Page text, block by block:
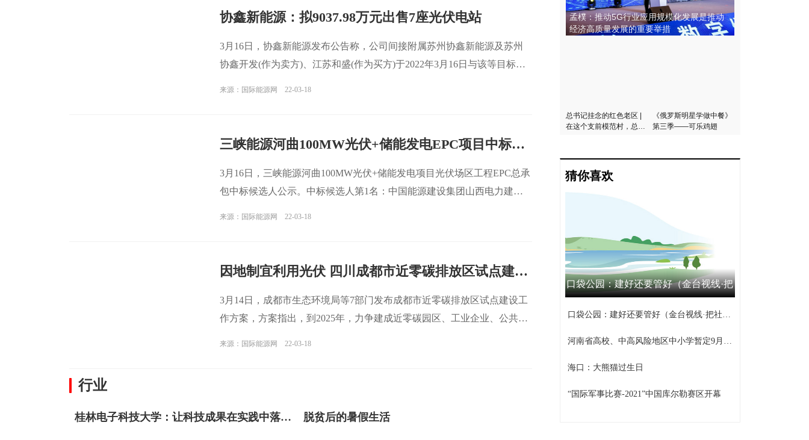
协鑫新能源：拟9037.98万元出售7座光伏电站
3月16日，协鑫新能源发布公告称，公司间接附属苏州协鑫新能源及苏州
协鑫开发(作为卖方)、江苏和盛(作为买方)于2022年3月16日与该等目标公
来源：国际能源网 22-03-18
三峡能源河曲100MW光伏+储能发电EPC项目中标候选人公示
3月16日，三峡能源河曲100MW光伏+储能发电项目光伏场区工程EPC总承
包中标候选人公示。中标候选人第1名：中国能源建设集团山西电力建设
来源：国际能源网 22-03-18
因地制宜利用光伏 四川成都市近零碳排放区试点建设工作方案发布
3月14日，成都市生态环境局等7部门发布成都市近零碳排放区试点建设工
作方案，方案指出，到2025年，力争建成近零碳园区、工业企业、公共机
来源：国际能源网 22-03-18
行业
脱贫后的暑假生活
桂林电子科技大学：让科技成果在实践中落地生根
孟樸：推动5G行业应用规模化发展是推动
经济高质量发展的重要举措
总书记挂念的红色老区 |
在这个支前模范村，总书
《俄罗斯明星学做中餐》
第三季——可乐鸡翅
猜你喜欢
口袋公园：建好还要管好（金台视线·把
社区工作做到家③） 口袋公园：建好还要管好（金台视线·把社区工作做到家③）
河南省高校、中高风险地区中小学暂定9月15日之前不返校
海口：大熊猫过生日
“国际军事比赛-2021”中国库尔勒赛区开幕